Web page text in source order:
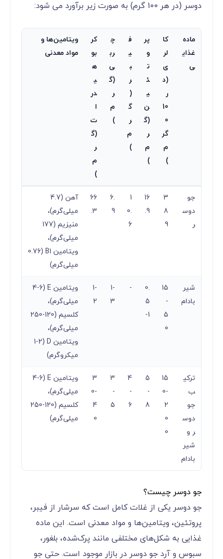
دوسر (در هر 100 گرم) به صورت زیر برآورد می شود:
ماده
غذای
ی
کا
لر
ی
(د
ر
10
0
گر
م
)
پر
و
ت
ئ
ی
ن
(گ
ر
م
)
ف
ی
ب
ر
(
گ
ر
م
)
چ
رب
ی
(گ
ر
م
)
کر
بو
ه
ی
در
ا
ت
(گ
ر
م
)
ویتامین‌ها و
مواد معدنی
جو
دوس
ر
3
8
9
16
.9
1
0.
6
6.
9
66
.3
آهن (4.7
میلی‌گرم)،
منیزیم (177
میلی‌گرم)،
ویتامین B1 (0.76
میلی‌گرم)
شیر
بادام
15
-
5
0
0.
5
-1
-
1-
3
1-
2
ویتامین E (4-6
میلی‌گرم)،
کلسیم (120-250
میلی‌گرم)،
ویتامین D (1-2
میکروگرم)
ترکی
ب
جو
دوس
ر و
شیر
بادام
15
0-
2
0
0
5
-
8
4
-
6
3
-
5
3
0-
4
0
ویتامین E (4-6
میلی‌گرم)،
کلسیم (120-250
میلی‌گرم)
جو دوسر چیست؟
جو دوسر یکی از غلات کامل است که سرشار از فیبر،
پروتئین، ویتامین‌ها و مواد معدنی است. این ماده
غذایی به شکل‌های مختلفی مانند پرک‌شده، بلغور،
سبوس و آرد جو دوسر در بازار موجود است. حتی جو